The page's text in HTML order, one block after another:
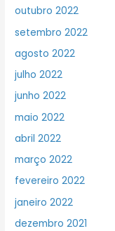
outubro 2022
setembro 2022
agosto 2022
julho 2022
junho 2022
maio 2022
abril 2022
março 2022
fevereiro 2022
janeiro 2022
dezembro 2021